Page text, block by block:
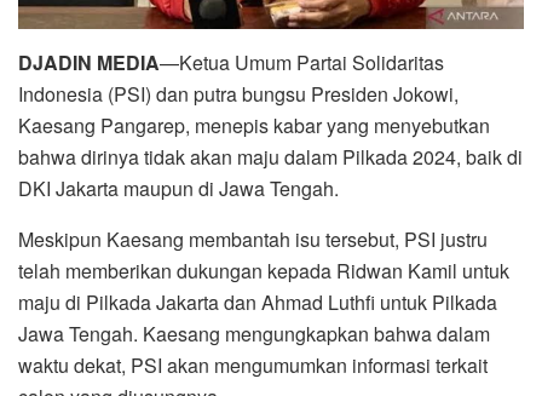
DJADIN MEDIA—Ketua Umum Partai Solidaritas
Indonesia (PSI) dan putra bungsu Presiden Jokowi,
Kaesang Pangarep, menepis kabar yang menyebutkan
bahwa dirinya tidak akan maju dalam Pilkada 2024, baik di
DKI Jakarta maupun di Jawa Tengah.
Meskipun Kaesang membantah isu tersebut, PSI justru
telah memberikan dukungan kepada Ridwan Kamil untuk
maju di Pilkada Jakarta dan Ahmad Luthfi untuk Pilkada
Jawa Tengah. Kaesang mengungkapkan bahwa dalam
waktu dekat, PSI akan mengumumkan informasi terkait